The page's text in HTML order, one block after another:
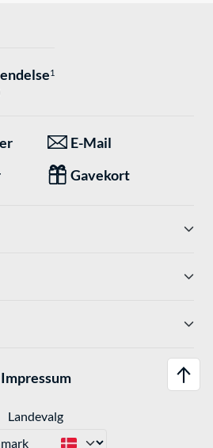
1
E-Mail
Gavekort
Impressum
Landevalg